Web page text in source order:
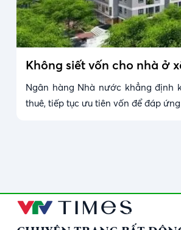
Không siết vốn cho nhà ở
Ngân hàng Nhà nước khẳng định
thuê, tiếp tục ưu tiên vốn để đáp